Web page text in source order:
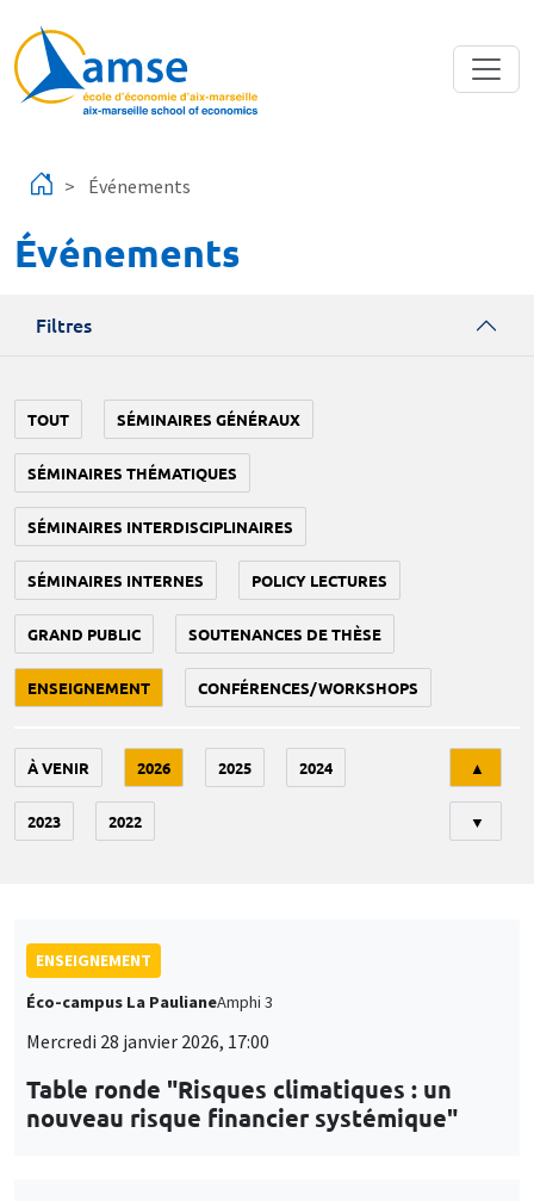
Événements
Événements
Filtres
TOUT SÉMINAIRES GÉNÉRAUX
SÉMINAIRES THÉMATIQUES
SÉMINAIRES INTERDISCIPLINAIRES
SÉMINAIRES INTERNES POLICY LECTURES
GRAND PUBLIC SOUTENANCES DE THÈSE
ENSEIGNEMENT CONFÉRENCES/WORKSHOPS
À VENIR 2026 2025 2024
2023 2022
▲
▼
ENSEIGNEMENT
Éco-campus La PaulianeAmphi 3
Mercredi 28 janvier 2026, 17:00
Table ronde "Risques climatiques : un
nouveau risque financier systémique"